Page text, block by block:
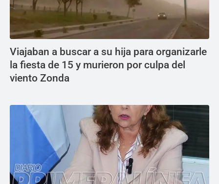
Viajaban a buscar a su hija para organizarle
la fiesta de 15 y murieron por culpa del
viento Zonda